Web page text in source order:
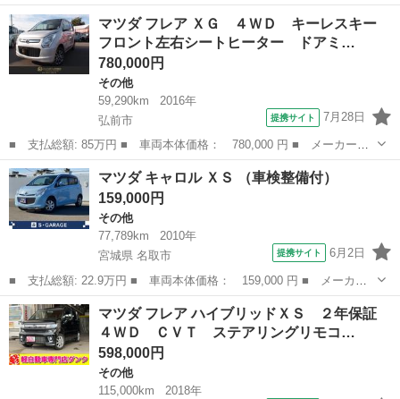
ー名： マツダ ■ 車種名： フレアワゴン ■ グレード名： ４Ｗ
ＤハイブリッドＸＳ 保証書／社外 ＳＤナビ／衝突安全装置／両側
電動スラ...
青森 八戸市 その他
マツダ フレア ＸＧ ４ＷＤ キーレスキー
フロント左右シートヒーター ドアミ…
780,000円
その他
59,290km
2016年
弘前市
提携サイト 7月28日
■ 支払総額: 85万円 ■ 車両本体価格： 780,000 円 ■ メーカー
名： マツダ ■ 車種名： フレア ■ グレード名： ＸＧ ４Ｗ
Ｄ キーレスキー フロント左右シートヒーター ドアミラーヒータ
ー 電動格納ミラー...
青森 弘前市 その他
マツダ キャロル ＸＳ （車検整備付）
159,000円
その他
77,789km
2010年
宮城県 名取市
提携サイト 6月2日
■ 支払総額: 22.9万円 ■ 車両本体価格： 159,000 円 ■ メーカー
名： マツダ ■ 車種名： キャロル ■ グレード名： ＸＳ ■ 排
気量： 660cc ■ ドア枚数： 5D ■ ミッション： CVT ■ ...
宮城 名取市 その他
マツダ フレア ハイブリッドＸＳ ２年保証
４ＷＤ ＣＶＴ ステアリングリモコ…
598,000円
その他
115,000km
2018年